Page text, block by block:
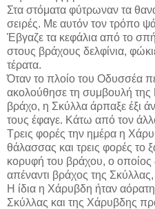
Στα στόματα φύτρωναν τα
σειρές. Με αυτόν τον τρόπο
Έβγαζε τα κεφάλια από το
στους βράχους δελφίνια,
τέρατα.
Όταν το πλοίο του Οδυσσέα
ακολούθησε τη συμβουλή της
βράχο, η Σκύλλα άρπαξε έξι
τους έφαγε. Κάτω από τον
Τρεις φορές την ημέρα η
θάλασσας και τρεις φορές το
κορυφή του βράχου, ο
απέναντι βράχος της
Η ίδια η Χάρυβδη ήταν
Σκύλλας και της Χάρυβδης